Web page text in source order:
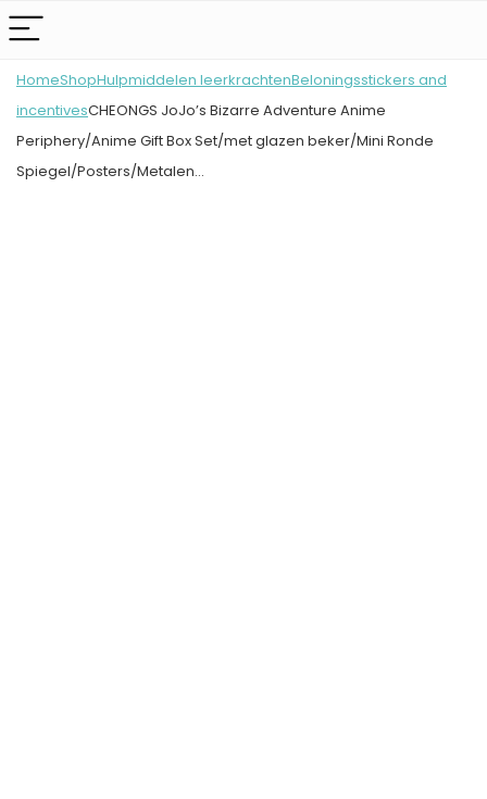
HomeShopHulpmiddelen leerkrachtenBeloningsstickers and
incentivesCHEONGS JoJo’s Bizarre Adventure Anime
Periphery/Anime Gift Box Set/met glazen beker/Mini Ronde
Spiegel/Posters/Metalen…